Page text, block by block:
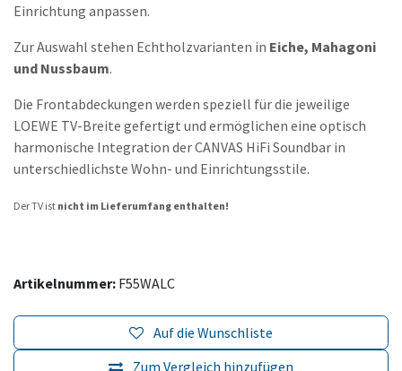
Einrichtung anpassen.
Zur Auswahl stehen Echtholzvarianten in Eiche, Mahagoni
und Nussbaum.
Die Frontabdeckungen werden speziell für die jeweilige
LOEWE TV-Breite gefertigt und ermöglichen eine optisch
harmonische Integration der CANVAS HiFi Soundbar in
unterschiedlichste Wohn- und Einrichtungsstile.
Der TV ist nicht im Lieferumfang enthalten!
Artikelnummer: F55WALC
Zum Vergleich hinzufügen
Auf die Wunschliste